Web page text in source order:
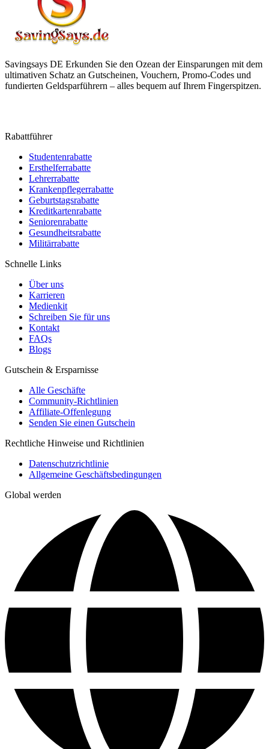
Savingsays DE Erkunden Sie den Ozean der Einsparungen mit dem
ultimativen Schatz an Gutscheinen, Vouchern, Promo-Codes und
fundierten Geldsparführern – alles bequem auf Ihrem Fingerspitzen.
Rabattführer
Studentenrabatte
Ersthelferrabatte
Lehrerrabatte
Krankenpflegerrabatte
Geburtstagsrabatte
Kreditkartenrabatte
Seniorenrabatte
Gesundheitsrabatte
Militärrabatte
Schnelle Links
Über uns
Karrieren
Medienkit
Schreiben Sie für uns
Kontakt
FAQs
Blogs
Gutschein & Ersparnisse
Alle Geschäfte
Community-Richtlinien
Affiliate-Offenlegung
Senden Sie einen Gutschein
Rechtliche Hinweise und Richtlinien
Datenschutzrichtlinie
Allgemeine Geschäftsbedingungen
Global werden